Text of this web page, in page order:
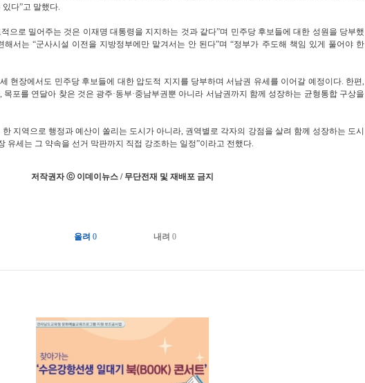
다”고 말했다.
으로 밀어주는 것은 이재명 대통령을 지지하는 것과 같다”며 민주당 후보들에 대한 성원을 당부했
서는 “군사시설 이전을 지방정부에만 맡겨서는 안 된다”며 “정부가 주도해 책임 있게 풀어야 한
현장에서도 민주당 후보들에 대한 압도적 지지를 당부하며 서남권 유세를 이어갈 예정이다. 한편,
포를 연달아 찾은 것은 광주·동부·중남부권뿐 아니라 서남권까지 함께 성장하는 균형통합 구상을
지역으로 행정과 예산이 쏠리는 도시가 아니라, 권역별로 각자의 강점을 살려 함께 성장하는 도시
유세는 그 약속을 선거 막판까지 직접 강조하는 일정”이라고 전했다.
저작권자 ⓒ 이데이뉴스 / 무단전재 및 재배포 금지
올려 0 내려 0